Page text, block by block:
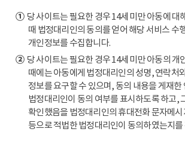
①당 사이트는 필요한 경우 14세 미만 아동에 대
때 법정대리인의 동의를 얻어 해당 서비스 수
개인정보를 수집합니다.
②당 사이트는 필요한 경우 14세 미만 아동의 개
때에는 아동에게 법정대리인의 성명, 연락처
정보를 요구할 수 있으며, 동의 내용을 게재한
법정대리인이 동의 여부를 표시하도록 하고,
확인했음을 법정대리인의 휴대전화 문자메
등으로 적법한 법정대리인이 동의하였는지를